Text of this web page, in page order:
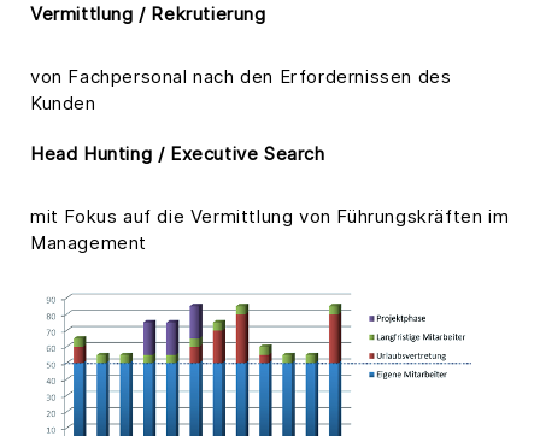
Vermittlung / Rekrutierung
von Fachpersonal nach den Erfordernissen des
Kunden
Head Hunting / Executive Search
mit Fokus auf die Vermittlung von Führungskräften im
Management